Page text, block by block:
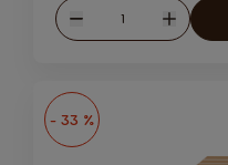
Množstvo
Zvýšiť
- 33 %